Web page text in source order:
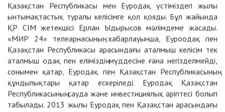
Қазақстан Республикасы мен Еуродақ үстіміздегі жылы
ынтымақтастық туралы келісімге қол қояды. Бұл жайында
ҚР СІМ жетекшісі Ерлан Ыдырысов мәлімдеме жасады.
«МИР 24» телеарнасының хабарлауынша, Еуроодақ пен
Қазақстан Республикасы арасындағы аталмыш келісім тек
аталмыш одақ пен еліміздің мүддесіне ғана негізделмейді,
сонымен қатар, Еуродақ пен Қазақстан Республикасының
құндылықтары қатар ескеріледі. Еуродақ Қазақстан
Республикасының сауда және инвестициялық әріптесі болып
табылады. 2013 жылы Еуродақ пен Қазақстан арасындағы